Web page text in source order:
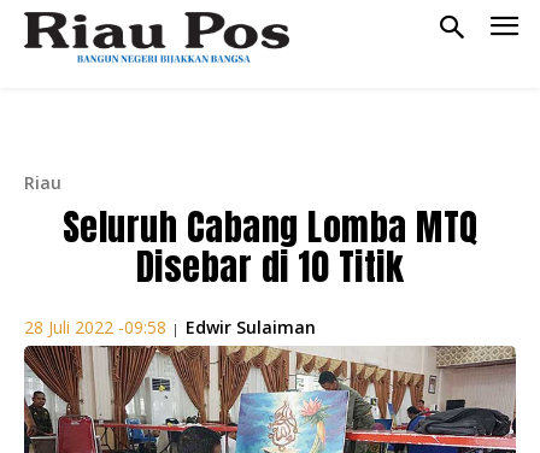
Riau
Seluruh Cabang Lomba MTQ
Disebar di 10 Titik
28 Juli 2022 -09:58 | Edwir Sulaiman